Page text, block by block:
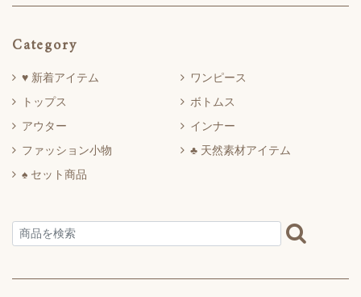
Category
♥ 新着アイテム
ワンピース
トップス
ボトムス
アウター
インナー
ファッション小物
♣ 天然素材アイテム
♠ セット商品